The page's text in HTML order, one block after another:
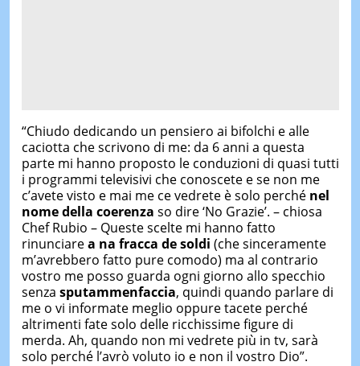
“Chiudo dedicando un pensiero ai bifolchi e alle
caciotta che scrivono di me: da 6 anni a questa
parte mi hanno proposto le conduzioni di quasi tutti
i programmi televisivi che conoscete e se non me
c’avete visto e mai me ce vedrete è solo perché nel
nome della coerenza so dire ‘No Grazie’. – chiosa
Chef Rubio – Queste scelte mi hanno fatto
rinunciarea na fracca de soldi (che sinceramente
m’avrebbero fatto pure comodo) ma al contrario
vostro me posso guarda ogni giorno allo specchio
senza sputammenfaccia, quindi quando parlare di
me o vi informate meglio oppure tacete perché
altrimenti fate solo delle ricchissime figure di
merda. Ah, quando non mi vedrete più in tv, sarà
solo perché l’avrò voluto io e non il vostro Dio”.